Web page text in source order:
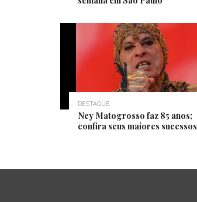
DESTAQUE
Ney Matogrosso faz 85 anos;
confira seus maiores sucessos